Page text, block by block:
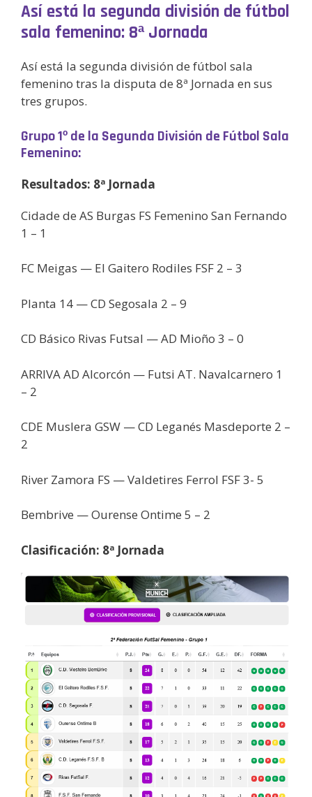
Así está la segunda división de fútbol
sala femenino: 8ª Jornada
Así está la segunda división de fútbol sala
femenino tras la disputa de 8ª Jornada en sus
tres grupos.
Grupo 1º de la Segunda División de Fútbol Sala
Femenino:
Resultados: 8ª Jornada
Cidade de AS Burgas FS Femenino San Fernando
1 – 1
FC Meigas — El Gaitero Rodiles FSF 2 – 3
Planta 14 — CD Segosala 2 – 9
CD Básico Rivas Futsal — AD Mioño 3 – 0
ARRIVA AD Alcorcón — Futsi AT. Navalcarnero 1
– 2
CDE Muslera GSW — CD Leganés Masdeporte 2 –
2
River Zamora FS — Valdetires Ferrol FSF 3- 5
Bembrive — Ourense Ontime 5 – 2
Clasificación: 8ª Jornada